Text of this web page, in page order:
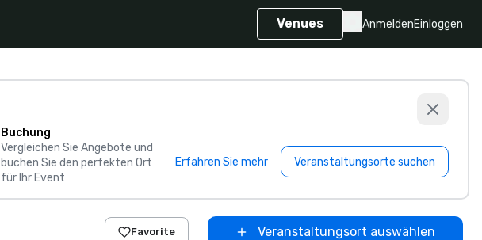
Venues AnmeldenEinloggen
Buchung
Vergleichen Sie Angebote und
buchen Sie den perfekten Ort
für Ihr Event
Erfahren Sie mehr Veranstaltungsorte suchen
Favorite Veranstaltungsort auswählen